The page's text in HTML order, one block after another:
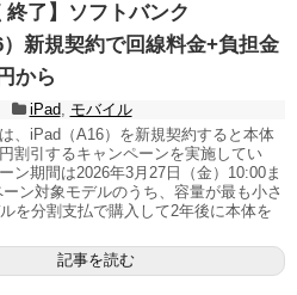
終了】ソフトバンク
新規契約で回線料金+負担金
から
iPad, モバイル
、iPad（A16）を新規契約すると本体
割引するキャンペーンを実施してい
ン期間は2026年3月27日（金）10:00ま
ン対象モデルのうち、容量が最も小さ
を分割支払で購入して2年後に本体を
記事を読む